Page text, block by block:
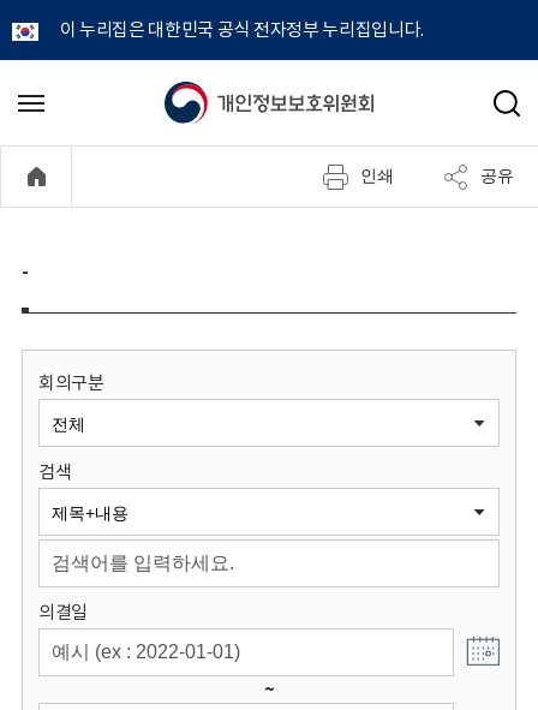
이 누리집은 대한민국 공식 전자정부 누리집입니다.
개
정
보
원
회
메
기
검
인쇄 공유
-
회의구분
검색
의결일
~